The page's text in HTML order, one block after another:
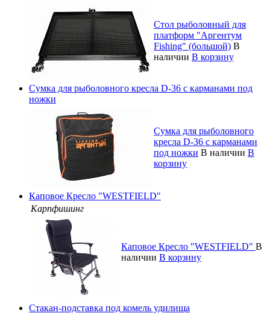
Стол рыболовный для
платформ "Аргентум
Fishing" (большой) В
наличии В корзину
Сумка для рыболовного кресла D-36 с карманами под
ножки
Сумка для рыболовного
кресла D-36 с карманами
под ножки В наличии В
корзину
Каповое Кресло "WESTFIELD"
Карпфишинг
Каповое Кресло "WESTFIELD" В
наличии В корзину
Стакан-подставка под комель удилища